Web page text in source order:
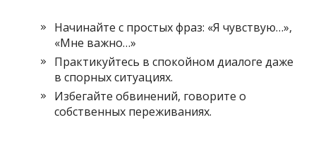
Начинайте с простых фраз: «Я чувствую…»,
«Мне важно…»
Практикуйтесь в спокойном диалоге даже
в спорных ситуациях.
Избегайте обвинений, говорите о
собственных переживаниях.